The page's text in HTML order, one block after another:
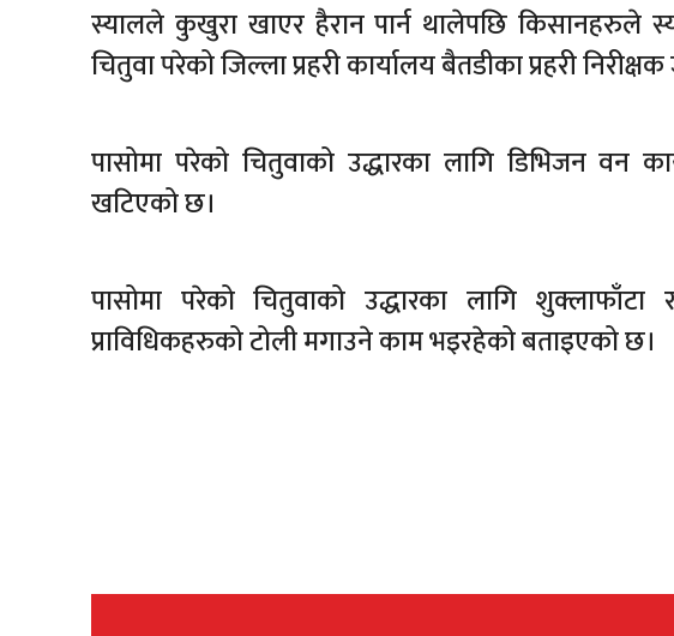
स्यालले कुखुरा खाएर हैरान पार्न थालेपछि किसानहरुले
चितुवा परेको जिल्ला प्रहरी कार्यालय बैतडीका प्रहरी
पासोमा परेको चितुवाको उद्धारका लागि डिभिजन वन
खटिएको छ।
पासोमा परेको चितुवाको उद्धारका लागि शुक्लाफाँटा
प्राविधिकहरुको टोली मगाउने काम भइरहेको बताइएको छ।